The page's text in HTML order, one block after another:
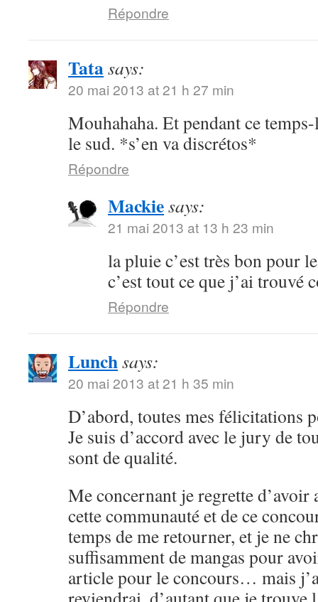
Répondre
Tatasays:
20 mai 2013 at 21 h 27 min
Mouhahaha. Et pendant ce
le sud. *s’en va discrétos*
Répondre
Mackiesays:
21 mai 2013 at 13 h 23 min
la pluie c’est très bon pour
c’est tout ce que j’ai trouvé
Répondre
Lunchsays:
20 mai 2013 at 21 h 35 min
D’abord, toutes mes félicitations
Je suis d’accord avec le jury de
sont de qualité.
Me concernant je regrette d’avoir
cette communauté et de ce
temps de me retourner, et je ne
suffisamment de mangas pour
article pour le concours… mais